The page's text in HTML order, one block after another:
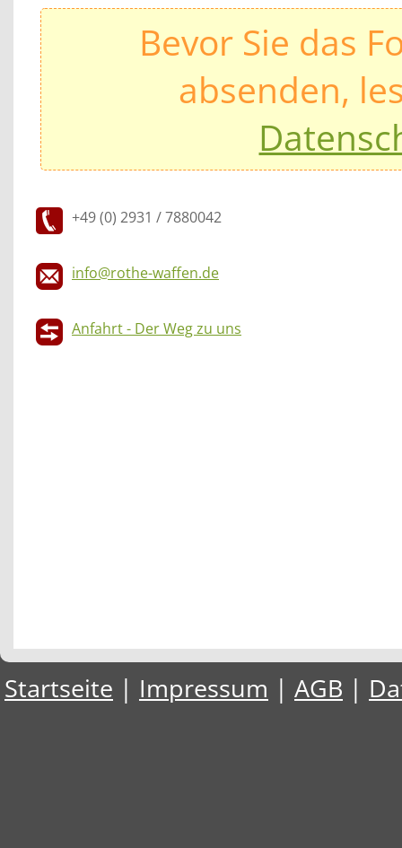
Bevor Sie das
absenden,
+49 (0) 2931 / 7880042
info@rothe-waffen.de
Anfahrt - Der Weg zu uns
Startseite | Impressum | AGB |